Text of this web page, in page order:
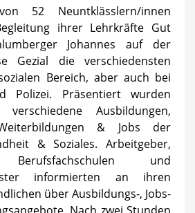
52 Neuntklässlern/innen
ihrer Lehrkräfte Gut
Johannes auf der
Gezial die verschiedensten
Bereich, aber auch bei
Polizei. Präsentiert wurden
Ausbildungen,
& Jobs der
& Soziales. Arbeitgeber,
Berufsfachschulen und
informierten an ihren
über Ausbildungs-, Jobs-
Nach zwei Stunden